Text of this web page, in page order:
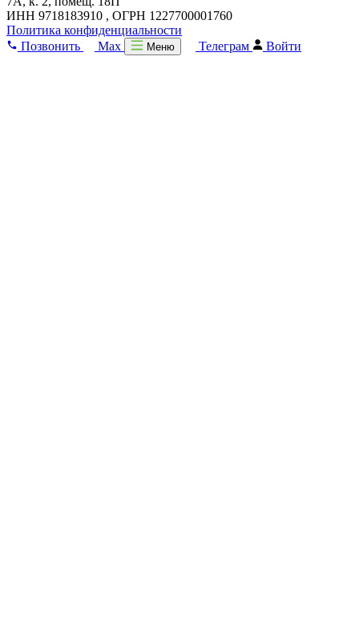
ИНН 9718183910 , ОГРН 1227700001760
Политика конфиденциальности
Позвонить
Max Меню Телеграм Войти